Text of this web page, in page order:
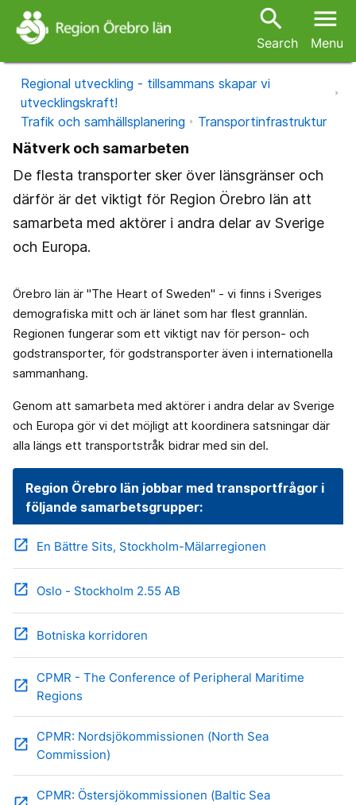
search
Search
menu
Menu
Regional utveckling - tillsammans skapar vi
utvecklingskraft!
Trafik och samhällsplanering
Transportinfrastruktur
Nätverk och samarbeten
De flesta transporter sker över länsgränser och
därför är det viktigt för Region Örebro län att
samarbeta med aktörer i andra delar av Sverige
och Europa.
Örebro län är "The Heart of Sweden" - vi finns i Sveriges
demografiska mitt och är länet som har flest grannlän.
Regionen fungerar som ett viktigt nav för person- och
godstransporter, för godstransporter även i internationella
sammanhang.
Genom att samarbeta med aktörer i andra delar av Sverige
och Europa gör vi det möjligt att koordinera satsningar där
alla längs ett transportstråk bidrar med sin del.
Region Örebro län jobbar med transportfrågor i
följande samarbetsgrupper:
open_in_new En Bättre Sits, Stockholm-Mälarregionen
open_in_new Oslo - Stockholm 2.55 AB
open_in_new Botniska korridoren
open_in_new
CPMR - The Conference of Peripheral Maritime
Regions
open_in_new
CPMR: Nordsjökommissionen (North Sea
Commission)
CPMR: Östersjökommissionen (Baltic Sea